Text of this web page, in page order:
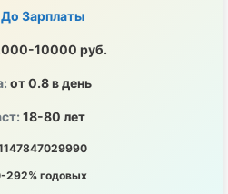
Зарплаты
10000 руб.
от 0.8 в день
18-80 лет
292% годовых